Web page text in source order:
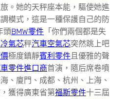
。她的天秤座本能，驅使她進
模式，這是一種保護自己的防
頭BMW零件 「你們兩個都是失
氣芯秤汽車空氣芯突然跳上吧
極度鎮靜賓利零件且優雅的聲
零件進口商首演，隨后席卷噴
、廈門、成都、杭州、上海、
獲得廣東省第福斯零件十三屆